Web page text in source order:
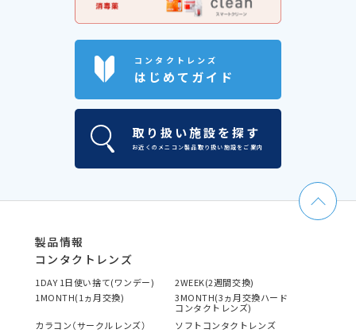
コンタクトレンズ
はじめてガイド
取り扱い施設を探す
お近くのメニコン製品取り扱い施設をご案内
製品情報
コンタクトレンズ
1DAY 1日使い捨て(ワンデー)
2WEEK(2週間交換)
1MONTH(1ヵ月交換)
3MONTH(3ヵ月交換ハード
コンタクトレンズ)
カラコン（サークルレンズ）
ソフトコンタクトレンズ